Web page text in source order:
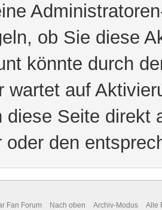
ob Sie diese
könnte durch
wartet auf
diese Seite direkt
oder den
Fan Forum Nach oben Archiv-Modus Alle